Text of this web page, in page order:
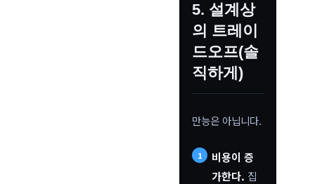
5. 설계상
의 트레이
드오프(솔
직하게)
만능은 아닙니다.
비용이 증
가한다. 집